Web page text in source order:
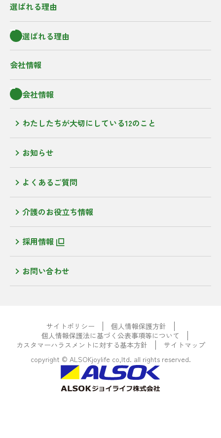
選ばれる理由
選ばれる理由
会社情報
会社情報
わたしたちが大切にしている12のこと
お知らせ
よくあるご質問
介護のお役立ち情報
採用情報
お問い合わせ
サイトポリシー
個人情報保護方針
個人情報保護法に基づく公表事項等について
カスタマーハラスメントに対する基本方針
サイトマップ
copyright © ALSOKjoylife co,ltd. all rights reserved.